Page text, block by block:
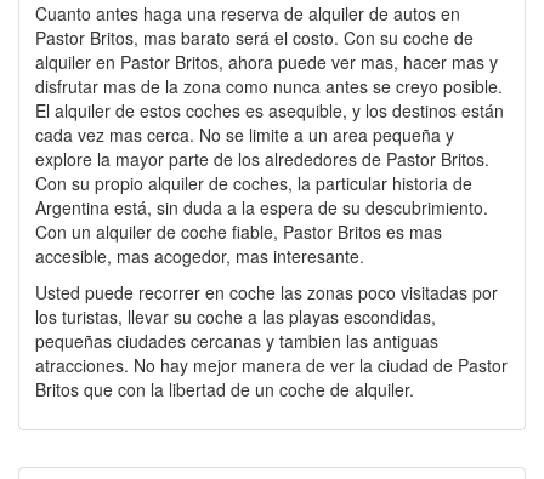
Cuanto antes haga una reserva de alquiler de autos en
Pastor Britos, mas barato será el costo. Con su coche de
alquiler en Pastor Britos, ahora puede ver mas, hacer mas y
disfrutar mas de la zona como nunca antes se creyo posible.
El alquiler de estos coches es asequible, y los destinos están
cada vez mas cerca. No se limite a un area pequeña y
explore la mayor parte de los alrededores de Pastor Britos.
Con su propio alquiler de coches, la particular historia de
Argentina está, sin duda a la espera de su descubrimiento.
Con un alquiler de coche fiable, Pastor Britos es mas
accesible, mas acogedor, mas interesante.
Usted puede recorrer en coche las zonas poco visitadas por
los turistas, llevar su coche a las playas escondidas,
pequeñas ciudades cercanas y tambien las antiguas
atracciones. No hay mejor manera de ver la ciudad de Pastor
Britos que con la libertad de un coche de alquiler.